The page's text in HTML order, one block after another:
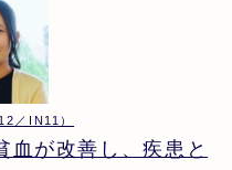
／IN11）
血が改善し、疾患と